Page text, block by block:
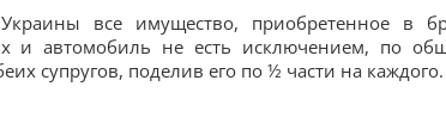
все имущество, приобретенное в
и автомобиль не есть исключением, по
супругов, поделив его по ½ части на каждого.